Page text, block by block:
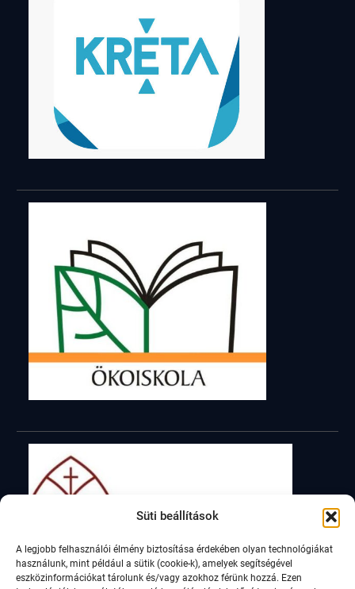
Süti beállítások
A legjobb felhasználói élmény biztosítása érdekében olyan technológiákat
használunk, mint például a sütik (cookie-k), amelyek segítségével
eszközinformációkat tárolunk és/vagy azokhoz férünk hozzá. Ezen